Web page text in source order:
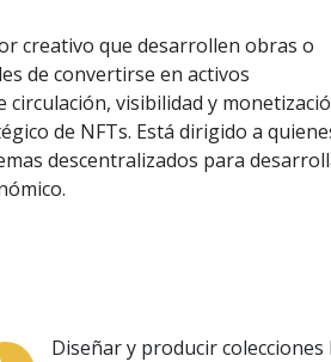
creativo que desarrollen obras o
de convertirse en activos
visibilidad y
de NFTs. Está dirigido a
descentralizados para
Diseñar y producir colecciones